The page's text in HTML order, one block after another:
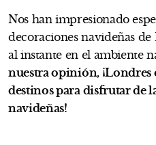
Nos han impresionado
decoraciones navideñas de
al instante en el ambiente
nuestra opinión, ¡Londres
destinos para disfrutar de
navideñas!